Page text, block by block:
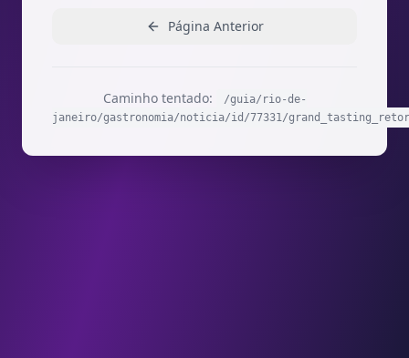
Página Anterior
Caminho tentado:
/guia/rio-de-
janeiro/gastronomia/noticia/id/77331/